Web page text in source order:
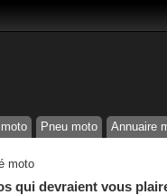
Pneu moto Annuaire
moto
qui devraient vous